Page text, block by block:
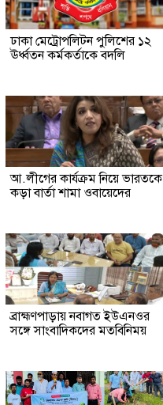
ঢাকা মেট্রোপলিটন পুলিশের ১২
ঊর্ধ্বতন কর্মকর্তাকে বদলি
আ.লীগের কার্যক্রম নিয়ে ভারতকে
কড়া বার্তা শামা ওবায়েদের
ব্রাহ্মণপাড়ায় নবাগত ইউএনওর
সঙ্গে সাংবাদিকদের মতবিনিময়